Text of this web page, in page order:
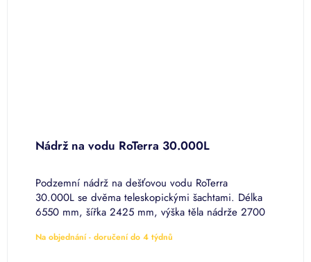
Nádrž na vodu RoTerra 30.000L
Podzemní nádrž na dešťovou vodu RoTerra
30.000L se dvěma teleskopickými šachtami. Délka
6550 mm, šířka 2425 mm, výška těla nádrže 2700
Na objednání - doručení do 4 týdnů